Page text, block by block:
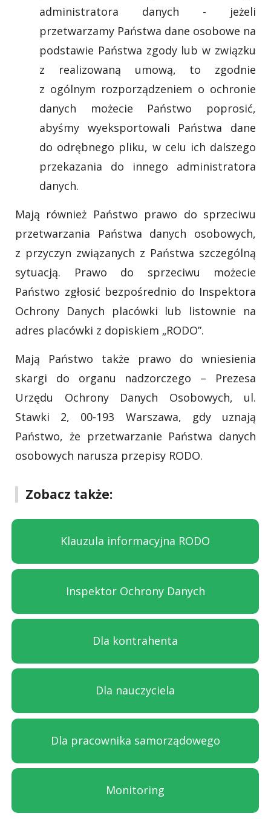
administratora danych - jeżeli
przetwarzamy Państwa dane osobowe na
podstawie Państwa zgody lub w związku
z realizowaną umową, to zgodnie
z ogólnym rozporządzeniem o ochronie
danych możecie Państwo poprosić,
abyśmy wyeksportowali Państwa dane
do odrębnego pliku, w celu ich dalszego
przekazania do innego administratora
danych.
Mają również Państwo prawo do sprzeciwu
przetwarzania Państwa danych osobowych,
z przyczyn związanych z Państwa szczególną
sytuacją. Prawo do sprzeciwu możecie
Państwo zgłosić bezpośrednio do Inspektora
Ochrony Danych placówki lub listownie na
adres placówki z dopiskiem „RODO”.
Mają Państwo także prawo do wniesienia
skargi do organu nadzorczego – Prezesa
Urzędu Ochrony Danych Osobowych, ul.
Stawki 2, 00-193 Warszawa, gdy uznają
Państwo, że przetwarzanie Państwa danych
osobowych narusza przepisy RODO.
Zobacz także:
Klauzula informacyjna RODO
Inspektor Ochrony Danych
Dla kontrahenta
Dla nauczyciela
Dla pracownika samorządowego
Monitoring